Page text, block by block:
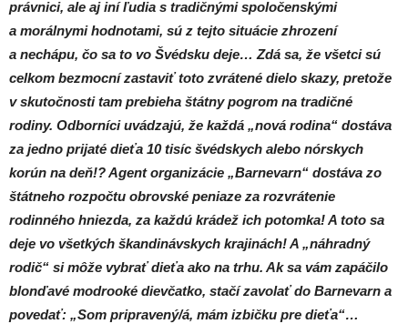
právnici, ale aj iní ľudia s tradičnými spoločenskými
a morálnymi hodnotami, sú z tejto situácie zhrození
a nechápu, čo sa to vo Švédsku deje… Zdá sa, že všetci sú
celkom bezmocní zastaviť toto zvrátené dielo skazy, pretože
v skutočnosti tam prebieha štátny pogrom na tradičné
rodiny. Odborníci uvádzajú, že každá „nová rodina“ dostáva
za jedno prijaté dieťa 10 tisíc švédskych alebo nórskych
korún na deň!? Agent organizácie „Barnevarn“ dostáva zo
štátneho rozpočtu obrovské peniaze za rozvrátenie
rodinného hniezda, za každú krádež ich potomka! A toto sa
deje vo všetkých škandinávskych krajinách! A „náhradný
rodič“ si môže vybrať dieťa ako na trhu. Ak sa vám zapáčilo
blonďavé modrooké dievčatko, stačí zavolať do Barnevarn a
povedať: „Som pripravený/á, mám izbičku pre dieťa“…